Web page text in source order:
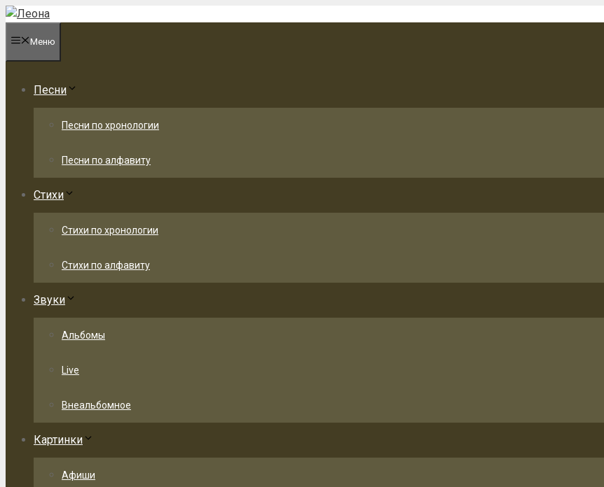
Перейти
содержимому
Меню
Песни
Песни по хронологии
Песни по алфавиту
Стихи
Стихи по хронологии
Стихи по алфавиту
Звуки
Альбомы
Live
Внеальбомное
Картинки
Афиши